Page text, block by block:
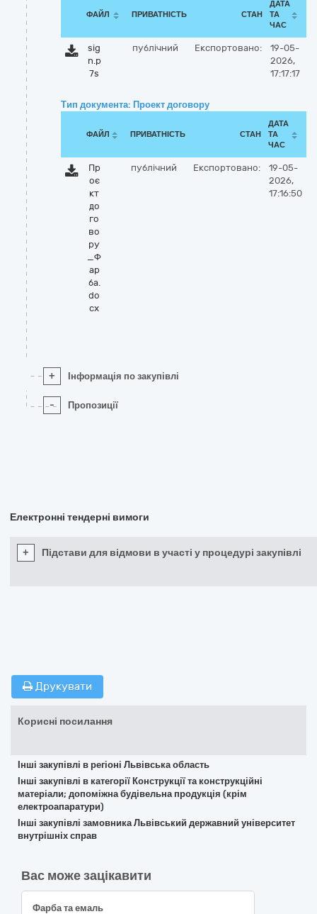
ФАЙЛ ПРИВАТНІСТЬ СТАН
ДАТА
ТА
ЧАС
sig
n.p
7s
публічний Експортовано:
19-05-
2026,
17:17:17
Тип документа: Проект договору
ФАЙЛ ПРИВАТНІСТЬ СТАН
ДАТА
ТА
ЧАС
Пр
оє
кт
до
го
во
ру
_Ф
ар
ба.
do
cx
публічний Експортовано:
19-05-
2026,
17:16:50
+ Інформація по закупівлі
- Пропозиції
Електронні тендерні вимоги
+ Підстави для відмови в участі у процедурі закупівлі
Друкувати
Корисні посилання
Інші закупівлі в регіоні Львівська область
Інші закупівлі в категорії Конструкції та конструкційні
матеріали; допоміжна будівельна продукція (крім
електроапаратури)
Інші закупівлі замовника Львівський державний університет
внутрішніх справ
Вас може зацікавити
Фарба та емаль